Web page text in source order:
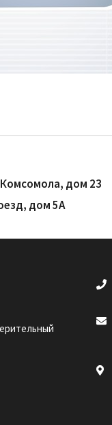
Комсомола, дом 23
дом 5А